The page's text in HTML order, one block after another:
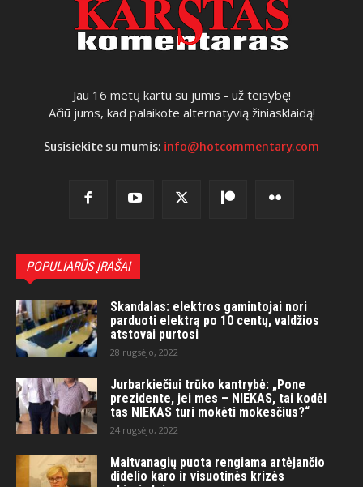
Jau 16 metų kartu su jumis - už teisybę!
Ačiū jums, kad palaikote alternatyvią žiniasklaidą!
Susisiekite su mumis: info@hotcommentary.com
POPULIARŪS ĮRAŠAI
Skandalas: elektros gamintojai nori
parduoti elektrą po 10 centų, valdžios
atstovai purtosi
28 rugsėjo, 2022
Jurbarkiečiui trūko kantrybė: „Pone
prezidente, jei mes – NIEKAS, tai kodėl
tas NIEKAS turi mokėti mokesčius?“
24 rugsėjo, 2022
Maitvanagių puota rengiama artėjančio
didelio karo ir visuotinės krizės